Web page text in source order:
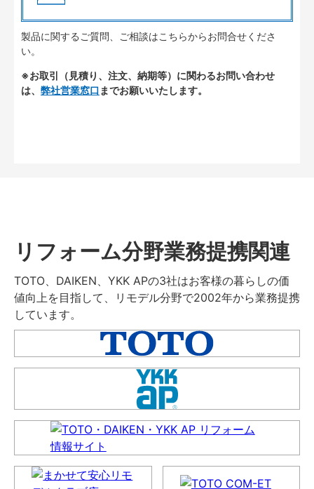
製品に関するご質問、ご相談はこちらからお問合せくださ
い。
※お取引（見積り、注文、納期等）に関わるお問い合わせ
は、 弊社営業窓口 までお願いいたします。
リフォーム分野業務提携関連
TOTO、DAIKEN、YKK APの3社はお客様の暮らしの価
値向上を目指して、リモデル分野で2002年から業務提携
しています。